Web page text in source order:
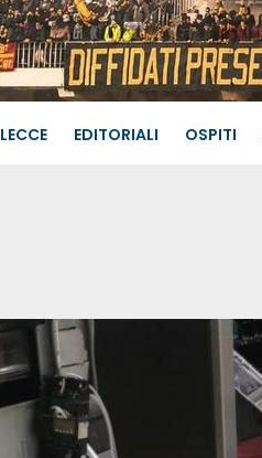
LECCE EDITORIALI OSPITI